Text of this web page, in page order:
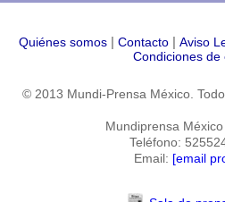
Quiénes somos| Contacto| Aviso
Condiciones de
© 2013 Mundi-Prensa México.
Mundiprensa México
Teléfono:
Email: [email